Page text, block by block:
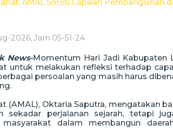
2026, Jam 05-51-24
News-Momentum Hari Jadi Kabupaten
untuk melakukan refleksi terhadap
persoalan yang masih harus
(AMAL), Oktaria Saputra, mengatakan
sekadar perjalanan sejarah, tetapi
masyarakat dalam membangun